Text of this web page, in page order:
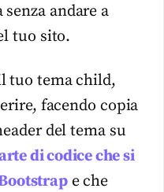
andare a
tuo sito.
tuo tema child,
facendo copia
del tema su
di codice che si
e che